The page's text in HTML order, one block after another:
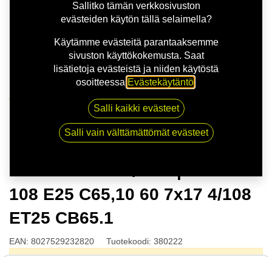
MSW 83 G.BLK/POL | 7X17 4-108 E25 C65,10 60 7x17
4/108 ET25 CB65.1
108 E25 C65,10 60 7x17 4/108
ET25 CB65.1
EAN: 8027529232820 Tuotekoodi: 380222
Sallitko tämän verkkosivuston
evästeiden käytön tällä selaimella?
Käytämme evästeitä parantaaksemme
sivuston käyttökokemusta. Saat
lisätietoja evästeistä ja niiden käytöstä
osoitteessa Evästekäytäntö
Salli kaikki evästeet
Salli vain välttämättömät evästeet